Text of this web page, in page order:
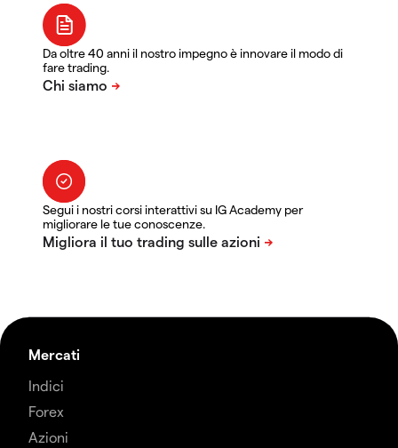
Da oltre 40 anni il nostro impegno è innovare il modo di
fare trading.
Segui i nostri corsi interattivi su IG Academy per
migliorare le tue conoscenze.
Mercati
Indici
Forex
Azioni